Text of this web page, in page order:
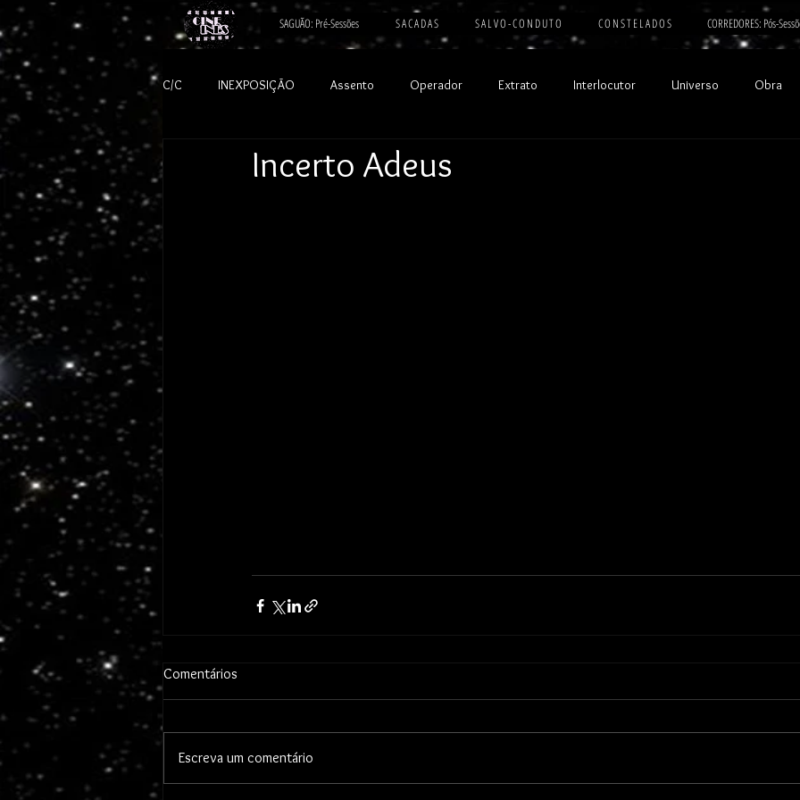
SAGUÃO: Pré-Sessões S A C A D A S S A L V O - C O N D U T O C O N S T E L A D O S CORREDORES: Pós-
C/C INEXPOSIÇÃO Assento Operador Extrato Interlocutor Universo Obra
Incerto Adeus
Comentários
Escreva um comentário